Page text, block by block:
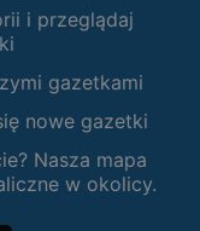
i przeglądaj
gazetkami
nowe gazetki
Nasza mapa
w okolicy.